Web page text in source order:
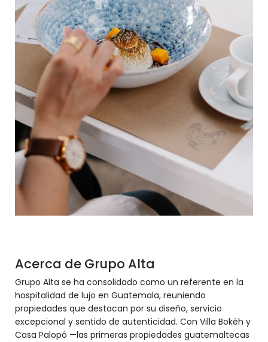
Acerca de Grupo Alta
Grupo Alta se ha consolidado como un referente en la
hospitalidad de lujo en Guatemala, reuniendo
propiedades que destacan por su diseño, servicio
excepcional y sentido de autenticidad. Con Villa Bokéh y
Casa Palopó —las primeras propiedades guatemaltecas